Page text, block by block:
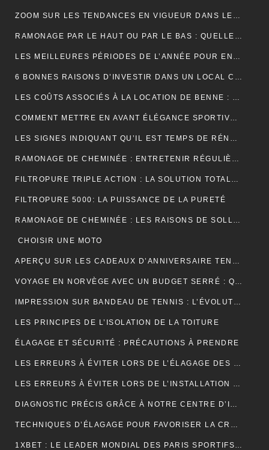
ZOOM SUR LES TENDANCES EN VIGUEUR DANS LE DOMAINE DU WEBMARKETING
RAMONAGE PAR LE HAUT OU PAR LE BAS : QUELLE TECHNIQUE EST LA PLUS EFFICACE ?
LES MEILLEURES PÉRIODES DE L’ANNÉE POUR ENTRETENIR VOS GOUTTIÈRES
6 BONNES RAISONS D’INVESTIR DANS UN LOCAL COMMERCIAL
LES COÛTS ASSOCIÉS À LA LOCATION DE BENNE : CE QUE VOUS DEVEZ SAVOIR
COMMENT METTRE EN AVANT ÉLÉGANCE SPORTIVE AVEC LE POLO RUGBY ALL BLACK ?
LES SIGNES INDIQUANT QU’IL EST TEMPS DE RÉNOVER VOTRE TOITURE
RAMONAGE DE CHEMINÉE : ENTRETENIR RÉGULIÈREMENT VOS CONDUITS DE FUMÉE
FILTROPURE TRIPLE ACTION : LA SOLUTION TOTALE POUR L’EAU
FILTROPURE 5000: LA PUISSANCE DE LA PURETÉ
RAMONAGE DE CHEMINÉE : LES RAISONS DE SOLLICITER LES SERVICES D’UN PROFESSIONNEL
CHOISIR UNE MOTO
APERÇU SUR LES CADEAUX D’ANNIVERSAIRE TENDANCES
VOYAGE EN NORVÈGE AVEC UN BUDGET SERRÉ : QUELQUES PETITS CONSEILS
IMPRESSION SUR BANDEAU DE TENNIS : L’ÉVOLUTION MODERNE
LES PRINCIPES DE L’ISOLATION DE LA TOITURE
ÉLAGAGE ET SÉCURITÉ : PRÉCAUTIONS À PRENDRE
LES ERREURS À ÉVITER LORS DE L’ÉLAGAGE DES JEUNES ARBRES
LES ERREURS À ÉVITER LORS DE L’INSTALLATION D’UNE NOUVELLE TOITURE
DIAGNOSTIC PRÉCIS GRÂCE À NOTRE CENTRE D’IMAGERIE ET SCANNER MODERNE
TECHNIQUES D’ÉLAGAGE POUR FAVORISER LA CROISSANCE DES ARBRES
1XBET : LE LEADER MONDIAL DES PARIS SPORTIFS EN LIGNE GRÂCE À UNE PLATEFORME CONVIVIALE ET UNE DIVERSITÉ DE MARCHÉS